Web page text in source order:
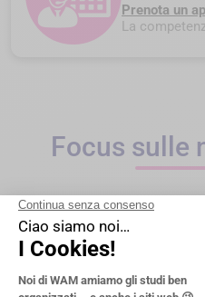
Prenota un
La
Focus sulle